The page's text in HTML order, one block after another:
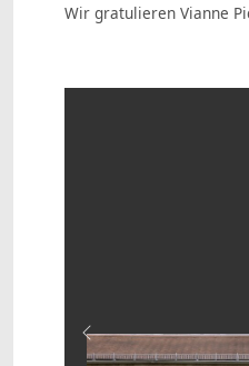
Wir gratulieren Vianne
Zurück